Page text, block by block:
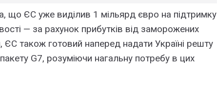
що ЄС уже виділив 1 мільярд євро на підтримку
— за рахунок прибутків від заморожених
ЄС також готовий наперед надати Україні решту
G7, розуміючи нагальну потребу в цих